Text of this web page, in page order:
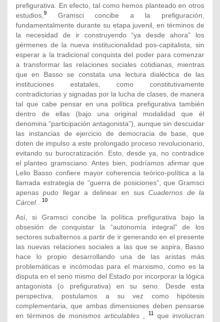
prefigurativa. En efecto, tal como hemos planteado en otros
estudios, 9
Gramsci concibe a la prefiguración,
fundamentalmente durante su etapa juvenil, en términos de
la necesidad de ir construyendo “ya desde ahora” los
gérmenes de la nueva institucionalidad pos-capitalista, sin
esperar a la tradicional conquista del poder para comenzar
a transformar las relaciones sociales cotidianas, mientras
que en Basso se constata una lectura dialéctica de las
instituciones estatales, como constitutivamente
contradictorias y signadas por la lucha de clases, de manera
tal que cabe pensar en una política prefigurativa también
dentro de ellas (bajo una original modalidad que él
denomina “participación antagonista”), aunque sin descuidar
las instancias de ejercicio de democracia de base, que
doten de impulso a este prolongado proceso revolucionario,
evitando su burocratización. Esto, desde ya, no contradice
el planteo gramsciano. Antes bien, podríamos afirmar que
Lelio Basso confiere mayor coherencia teórico-política a la
llamada estrategia de “guerra de posiciones”, que Gramsci
apenas pudo llegar a delinear en susCuadernos de la
Cárcel. 10
Así, si Gramsci concibe la política prefigurativa bajo la
obsesión de conquistar la “autonomía integral” de los
sectores subalternos a partir de ir generando en el presente
las nuevas relaciones sociales a las que se aspira, Basso
hace lo propio desarrollando una de las aristas más
problemáticas e incómodas para el marxismo, como es la
disputa en el seno mismo del Estado por incorporar la lógica
antagonista (o prefigurativa) en su seno. Desde esta
perspectiva, postulamos a su vez como hipótesis
complementaria, que ambas dimensiones deben pensarse
en términos de monismos articulables 11 que involucran